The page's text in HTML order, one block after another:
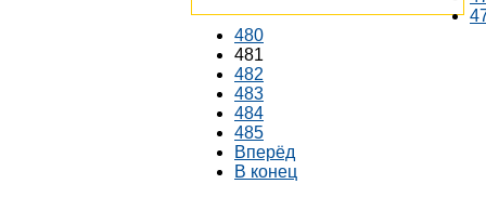
480
481
482
483
484
485
Вперёд
В конец